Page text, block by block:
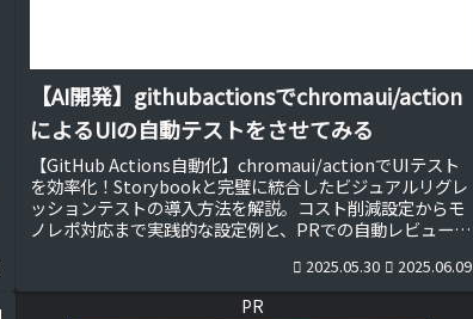
【AI開発】githubactionsでchromaui/action
によるUIの自動テストをさせてみる
【GitHub Actions自動化】chromaui/actionでUIテスト
を効率化！Storybookと完璧に統合したビジュアルリグレ
ッションテストの導入方法を解説。コスト削減設定からモ
ノレポ対応まで実践的な設定例と、PRでの自動レビューフ
2025.05.30 2025.06.09
PR